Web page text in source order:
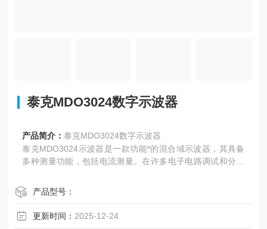
泰克MDO3024数字示波器
产品简介：泰克MDO3024数字示波器
泰克MDO3024示波器是一款功能*的混合域示波器，其具备
多种测量功能，包括电流测量。在许多电子电路调试和分析
定位问题和验证设计至关重要。
产品型号：
更新时间： 2025-12-24